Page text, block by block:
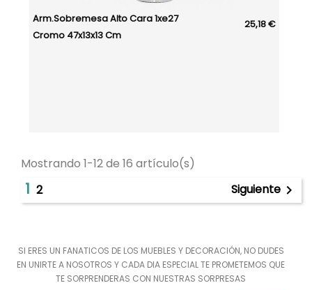
Arm.sobremesa Alto Cara 1xe27
Cromo 47x13x13 Cm
25,18 €
Mostrando 1-12 de 16 artículo(s)
1 2 Siguiente 
SI ERES UN FANATICOS DE LOS MUEBLES Y DECORACIÓN, NO DUDES
EN UNIRTE A NOSOTROS Y CADA DIA ESPECIAL TE PROMETEMOS QUE
TE SORPRENDERAS CON NUESTRAS SORPRESAS